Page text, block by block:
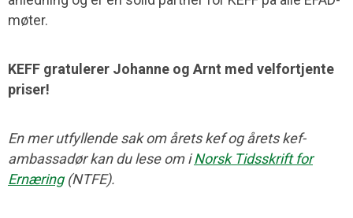
møter.
KEFF gratulerer Johanne og Arnt med velfortjente
priser!
En mer utfyllende sak om årets kef og årets kef-
ambassadør kan du lese om iNorsk Tidsskrift for
Ernæring(NTFE).